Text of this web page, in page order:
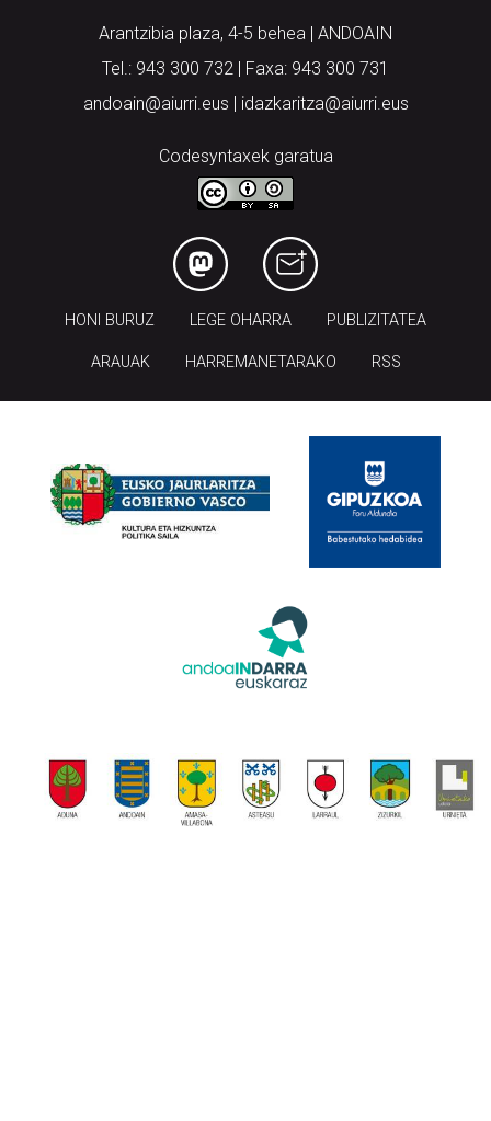
Arantzibia plaza, 4-5 behea | ANDOAIN
Tel.: 943 300 732 | Faxa: 943 300 731
andoain@aiurri.eus | idazkaritza@aiurri.eus
Codesyntaxek garatua
HONI BURUZ LEGE OHARRA PUBLIZITATEA
ARAUAK HARREMANETARAKO RSS